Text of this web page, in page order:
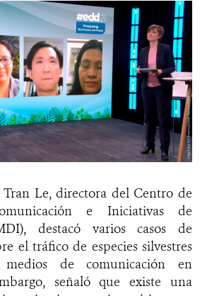
Le, directora del Centro de
e Iniciativas de
destacó varios casos de
el tráfico de especies silvestres
de comunicación en
señaló que existe una